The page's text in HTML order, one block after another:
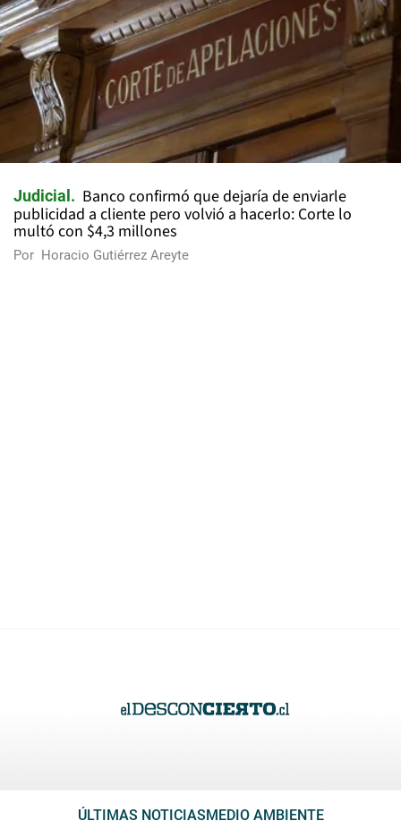
Judicial
Banco confirmó que dejaría de enviarle
publicidad a cliente pero volvió a hacerlo: Corte lo
multó con $4,3 millones
Por Horacio Gutiérrez Areyte
ÚLTIMAS NOTICIAS MEDIO AMBIENTE